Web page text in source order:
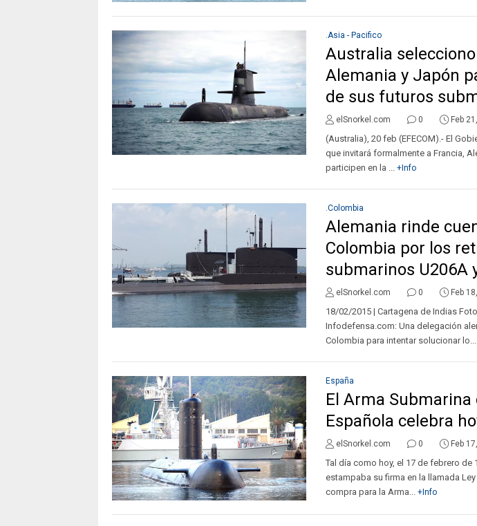
.Asia - Pacifico
Australia
Alemania y Japón
de sus futuros
elSnorkel.com 0 Feb
(Australia), 20 feb (EFECOM).- El
que invitará formalmente a Francia,
participen en la ... +Info
.Colombia
Alemania rinde
Colombia por los
submarinos U206A
elSnorkel.com 0 Feb
18/02/2015 | Cartagena de Indias
Infodefensa.com: Una delegación
Colombia para intentar solucionar lo...
España
El Arma
Española celebra
elSnorkel.com 0 Feb
Tal día como hoy, el 17 de febrero de
estampaba su firma en la llamada
compra para la Arma... +Info